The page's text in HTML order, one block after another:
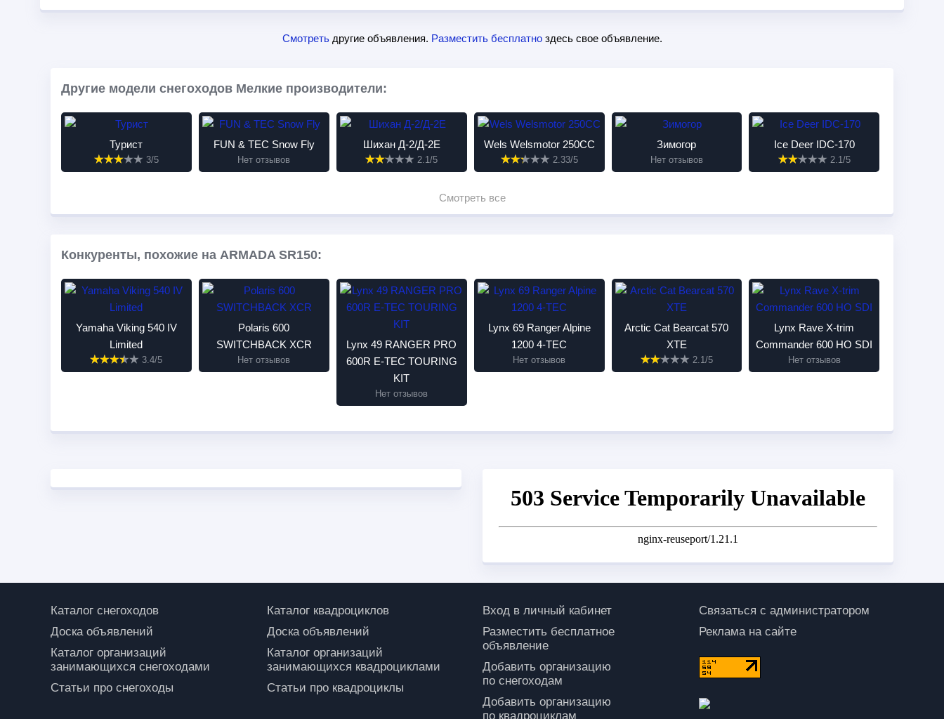
Смотретьдругие объявления. Разместить бесплатноздесь свое объявление.
Другие модели снегоходов Мелкие производители:
Турист
3/5
FUN & TEC Snow Fly
Нет отзывов
Шихан Д-2/Д-2Е
2.1/5
Wels Welsmotor 250CC
2.33/5
Зимогор
Нет отзывов
Ice Deer IDC-170
2.1/5
Смотреть все
Конкуренты, похожие на ARMADA SR150:
Yamaha Viking 540 IV
Limited
3.4/5
Polaris 600
SWITCHBACK XCR
Нет отзывов
Lynx 49 RANGER PRO
600R E-TEC TOURING
KIT
Нет отзывов
Lynx 69 Ranger Alpine
1200 4-TEC
Нет отзывов
Arctic Cat Bearcat 570
XTE
2.1/5
Lynx Rave X-trim
Commander 600 HO SDI
Нет отзывов
Каталог снегоходов
Доска объявлений
Каталог организаций
занимающихся снегоходами
Статьи про снегоходы
Каталог квадроциклов
Доска объявлений
Каталог организаций
занимающихся квадроциклами
Статьи про квадроциклы
Вход в личный кабинет
Разместить бесплатное
объявление
Добавить организацию
по снегоходам
Добавить организацию
по квадроциклам
Связаться с администратором
Реклама на сайте